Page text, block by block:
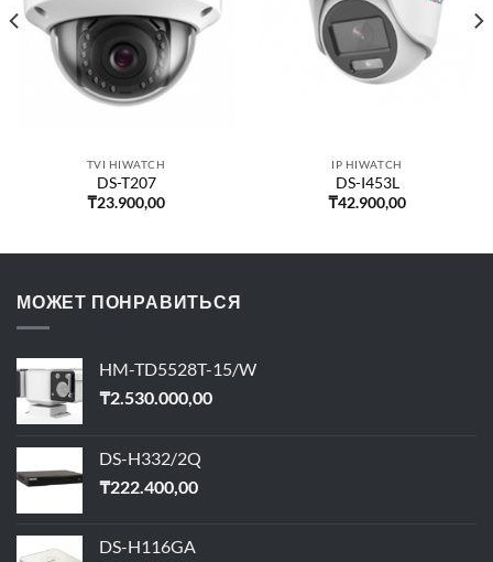
TVI HIWATCH
DS-T207
₸23.900,00
IP HIWATCH
DS-I453L
₸42.900,00
МОЖЕТ ПОНРАВИТЬСЯ
HM-TD5528T-15/W
₸2.530.000,00
DS-H332/2Q
₸222.400,00
DS-H116GA